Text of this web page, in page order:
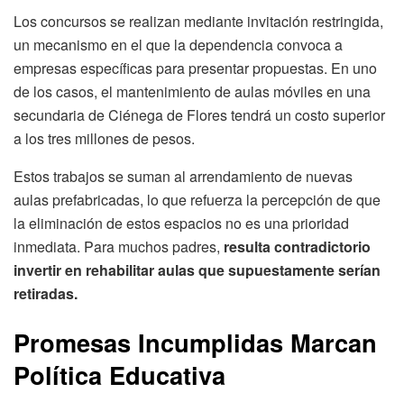
Los concursos se realizan mediante invitación restringida,
un mecanismo en el que la dependencia convoca a
empresas específicas para presentar propuestas. En uno
de los casos, el mantenimiento de aulas móviles en una
secundaria de Ciénega de Flores tendrá un costo superior
a los tres millones de pesos.
Estos trabajos se suman al arrendamiento de nuevas
aulas prefabricadas, lo que refuerza la percepción de que
la eliminación de estos espacios no es una prioridad
inmediata. Para muchos padres, resulta contradictorio
invertir en rehabilitar aulas que supuestamente serían
retiradas.
Promesas Incumplidas Marcan
Política Educativa